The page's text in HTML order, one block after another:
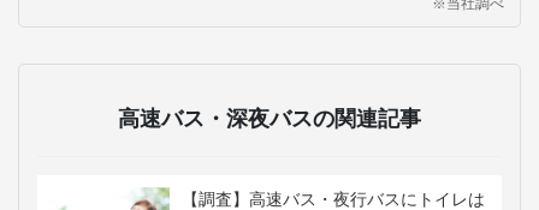
※当社調べ
高速バス・深夜バスの関連記事
【調査】高速バス・夜行バスにトイレは